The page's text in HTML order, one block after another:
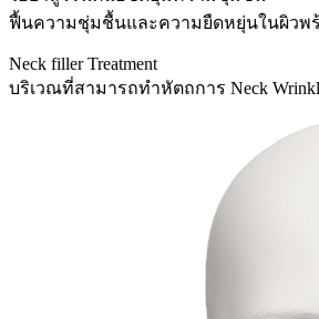
ฟื้นความชุ่มชื้นและความยืดหยุ่นในผิวพ
Neck filler Treatment
บริเวณที่สามารถทำหัตถการ Neck